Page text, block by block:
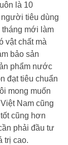
là 10
tiêu dùng
mới làm
vật chất mà
bảo sản
phẩm nước
đạt tiêu chuẩn
mong muốn
Nam cũng
cũng hơn
phải đầu tư
trị cao.